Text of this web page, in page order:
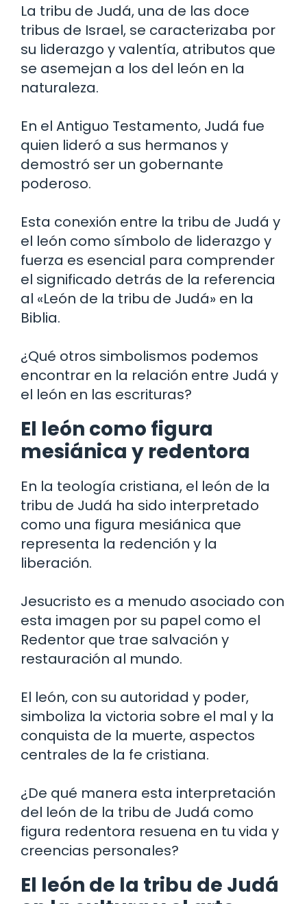
La tribu de Judá, una de las doce
tribus de Israel, se caracterizaba por
su liderazgo y valentía, atributos que
se asemejan a los del león en la
naturaleza.
En el Antiguo Testamento, Judá fue
quien lideró a sus hermanos y
demostró ser un gobernante
poderoso.
Esta conexión entre la tribu de Judá y
el león como símbolo de liderazgo y
fuerza es esencial para comprender
el significado detrás de la referencia
al «León de la tribu de Judá» en la
Biblia.
¿Qué otros simbolismos podemos
encontrar en la relación entre Judá y
el león en las escrituras?
El león como figura
mesiánica y redentora
En la teología cristiana, el león de la
tribu de Judá ha sido interpretado
como una figura mesiánica que
representa la redención y la
liberación.
Jesucristo es a menudo asociado con
esta imagen por su papel como el
Redentor que trae salvación y
restauración al mundo.
El león, con su autoridad y poder,
simboliza la victoria sobre el mal y la
conquista de la muerte, aspectos
centrales de la fe cristiana.
¿De qué manera esta interpretación
del león de la tribu de Judá como
figura redentora resuena en tu vida y
creencias personales?
El león de la tribu de Judá